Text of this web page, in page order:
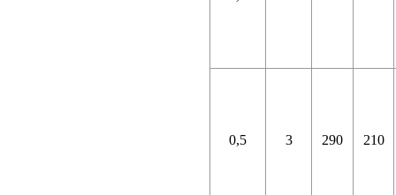
0,5 3 290 210